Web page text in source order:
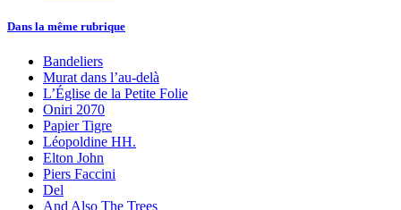
Dans la même rubrique
Bandeliers
Murat dans l’au-delà
L’Église de la Petite Folie
Oniri 2070
Papier Tigre
Léopoldine HH.
Elton John
Piers Faccini
Del
And Also The Trees